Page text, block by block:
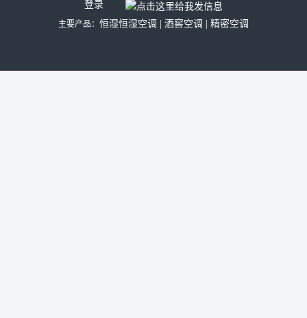
登录
主要产品： 恒湿恒湿空调 酒窖空调 精密空调